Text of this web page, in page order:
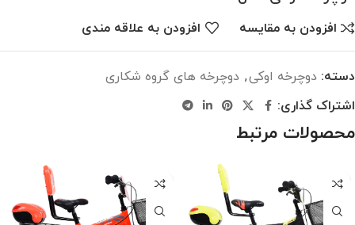
افزودن به مقایسه افزودن به علاقه مندی
دسته: دوچرخه اوکی, دوچرخه های گروه شکاری
اشتراک گذاری:
محصولات مرتبط